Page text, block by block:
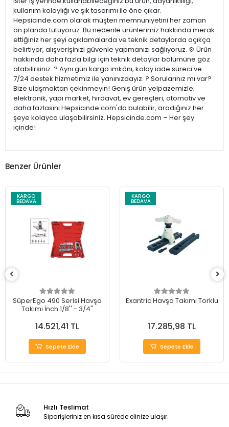
kullanım kolaylığı ve şık tasarımı ile öne çıkar.
Hepsicinde.com olarak müşteri memnuniyetini her zaman
ön planda tutuyoruz. Bu nedenle ürünlerimiz hakkında merak
ettiğiniz her şeyi açıklamalarda ve teknik detaylarda açıkça
belirtiyor, alışverişinizi güvenle yapmanızı sağlıyoruz. ⚙️ Ürün
hakkında daha fazla bilgi için teknik detaylar bölümüne göz
atabilirsiniz. ? Aynı gün kargo imkânı, kolay iade süreci ve
7/24 destek hizmetimiz ile yanınızdayız. ? Sorularınız mı var?
Bize ulaşmaktan çekinmeyin! Geniş ürün yelpazemizle;
elektronik, yapı market, hırdavat, ev gereçleri, otomotiv ve
daha fazlasını Hepsicinde.com'da bulabilir, aradığınız her
şeye kolayca ulaşabilirsiniz. Hepsicinde.com – Her şey
içinde!
Benzer Ürünler
KARGO
BEDAVA
SüperEgo 490 Serisi Havşa
Takımı İnch 1/8'' - 3/4''
14.521,41 TL
Sepete Ekle
KARGO
BEDAVA
Exantric Havşa Takımı Torklu
17.285,98 TL
Sepete Ekle
Hızlı Teslimat
Siparişleriniz en kısa sürede elinize ulaşır.